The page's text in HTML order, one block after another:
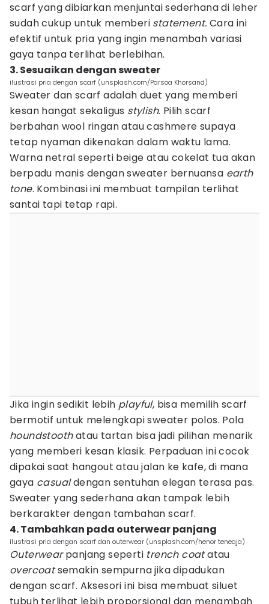
scarf yang dibiarkan menjuntai sederhana di leher
sudah cukup untuk memberi statement. Cara ini
efektif untuk pria yang ingin menambah variasi
gaya tanpa terlihat berlebihan.
3. Sesuaikan dengan sweater
ilustrasi pria dengan scarf (unsplash.com/Parsoa Khorsand)
Sweater dan scarf adalah duet yang memberi
kesan hangat sekaligus stylish. Pilih scarf
berbahan wool ringan atau cashmere supaya
tetap nyaman dikenakan dalam waktu lama.
Warna netral seperti beige atau cokelat tua akan
berpadu manis dengan sweater bernuansa earth
tone. Kombinasi ini membuat tampilan terlihat
santai tapi tetap rapi.
Jika ingin sedikit lebih playful, bisa memilih scarf
bermotif untuk melengkapi sweater polos. Pola
houndstoothatau tartan bisa jadi pilihan menarik
yang memberi kesan klasik. Perpaduan ini cocok
dipakai saat hangout atau jalan ke kafe, di mana
gaya casualdengan sentuhan elegan terasa pas.
Sweater yang sederhana akan tampak lebih
berkarakter dengan tambahan scarf.
4. Tambahkan pada outerwear panjang
ilustrasi pria dengan scarf dan outerwear (unsplash.com/henor teneqja)
Outerwearpanjang seperti trench coatatau
overcoatsemakin sempurna jika dipadukan
dengan scarf. Aksesori ini bisa membuat siluet